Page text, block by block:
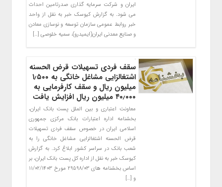
ایران و شرکت سرمایه گذاری صدرتامین احداث
می شود. به گزارش کیوسک خبر به نقل از واحد
خبر روابط عمومی سازمان توسعه و نوسازی معادن
و صنایع معدنی ایران(ایمیدرو)، سمیه خلوصی […]
سقف فردی تسهیلات قرض الحسنه
اشتغالزایی مشاغل خانگی به ۱٫۵۰۰
میلیون ریال و سقف کارفرمایی به
۴۰٫۰۰۰ میلیون ریال افزایش یافت
معاونت اعتباری و بین الملل پست بانک ایران،
بخشنامه اداره اعتبارات بانک مرکزی جمهوری
اسلامی ایران در خصوص سقف فردی تسهیلات
قرض الحسنه اشتغالزایی مشاغل خانگی را به
شعب بانک در سراسر کشور ابلاغ کرد. به گزارش
کیوسک خبر به نقل از اداره کل پست بانک ایران، بر
اساس بخشنامه های ۲۹۵۹۸/۰۳ مورخ ۱۱/۰۲/۱۴۰۳
و […]